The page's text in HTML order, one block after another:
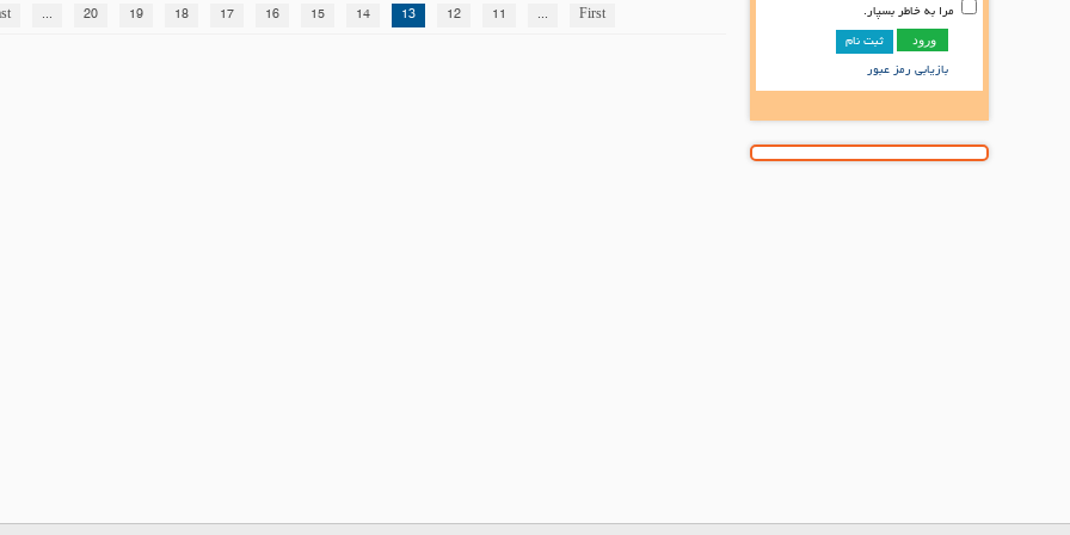
مرا به خاطر بسپار.
ثبت نام
بازیابی رمز عبور
First
...
11
12
13
14
15
16
17
18
19
20
...